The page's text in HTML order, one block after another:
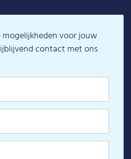
mogelijkheden voor jouw
contact met ons